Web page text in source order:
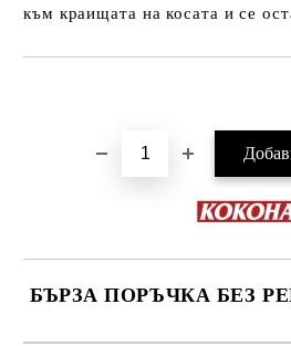
към краищата на косата и се
БЪРЗА ПОРЪЧКА БЕЗ